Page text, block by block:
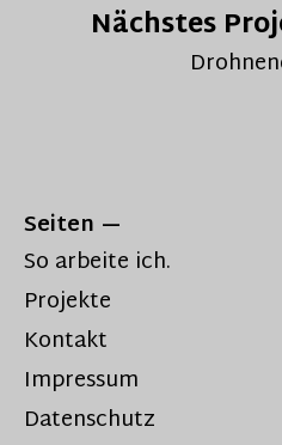
Nächstes
Seiten
So arbeite ich.
Projekte
Kontakt
Impressum
Datenschutz